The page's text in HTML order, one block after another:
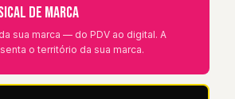
de Marca
sua marca — do PDV ao digital. A
o território da sua marca.